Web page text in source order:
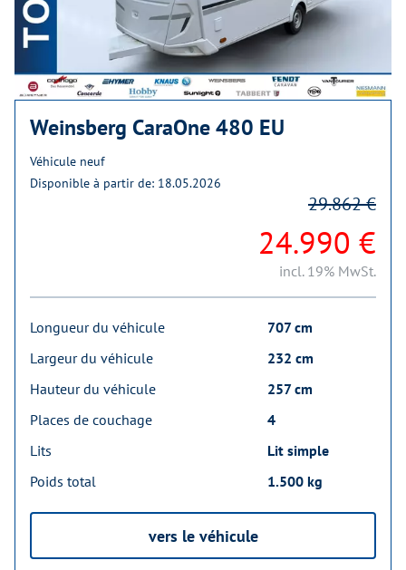
Weinsberg CaraOne 480 EU
Véhicule neuf
Disponible à partir de: 18.05.2026
24.990 €
29.862 €
incl. 19% MwSt.
Longueur du véhicule
707 cm
Largeur du véhicule
232 cm
Hauteur du véhicule
257 cm
Places de couchage
4
Lits
Lit simple
Poids total
1.500 kg
vers le véhicule